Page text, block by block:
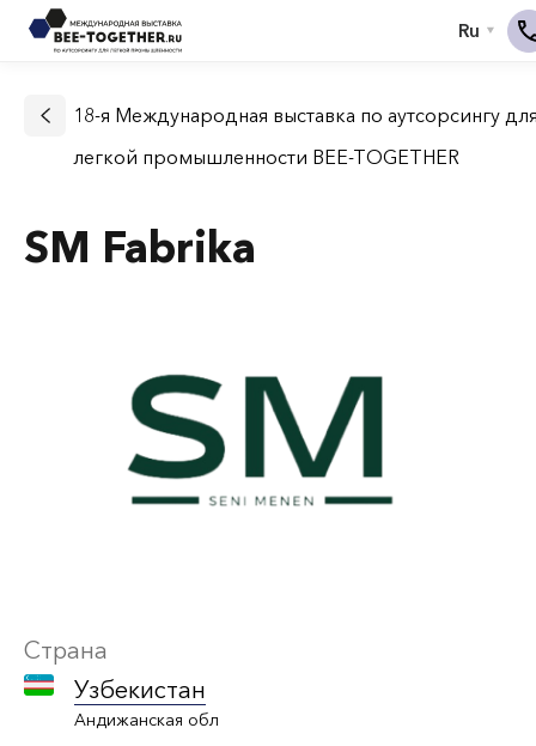
18-я Международная выставка по аутсорсингу
легкой промышленности BEE-TOGETHER
SM Fabrika
Страна
Узбекистан
Андижанская обл